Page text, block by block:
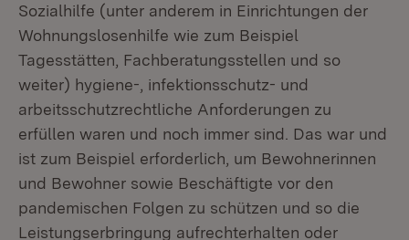
Sozialhilfe (unter anderem in Einrichtungen der
Wohnungslosenhilfe wie zum Beispiel
Tagesstätten, Fachberatungsstellen und so
weiter) hygiene-, infektionsschutz- und
arbeitsschutzrechtliche Anforderungen zu
erfüllen waren und noch immer sind. Das war und
ist zum Beispiel erforderlich, um Bewohnerinnen
und Bewohner sowie Beschäftigte vor den
pandemischen Folgen zu schützen und so die
Leistungserbringung aufrechterhalten oder